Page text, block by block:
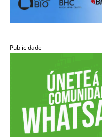
Publicidade